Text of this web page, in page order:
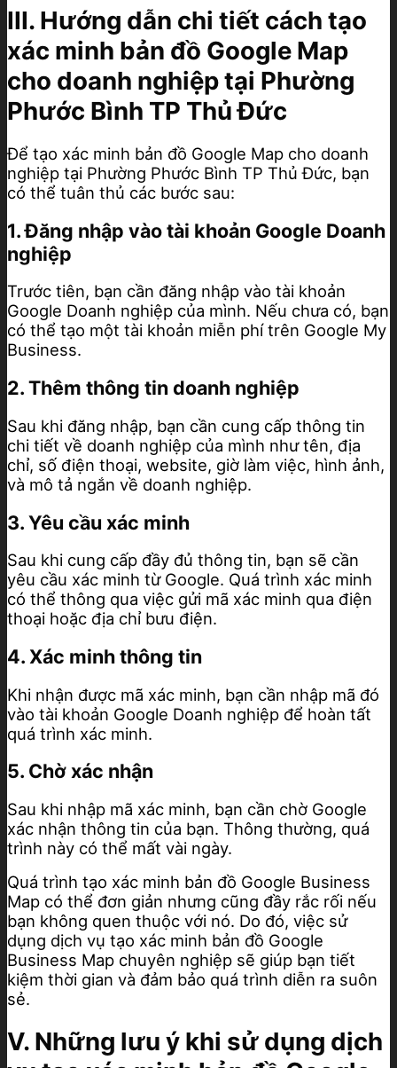
III. Hướng dẫn chi tiết cách tạo
xác minh bản đồ Google Map
cho doanh nghiệp tại Phường
Phước Bình TP Thủ Đức
Để tạo xác minh bản đồ Google Map cho doanh
nghiệp tại Phường Phước Bình TP Thủ Đức, bạn
có thể tuân thủ các bước sau:
1. Đăng nhập vào tài khoản Google Doanh
nghiệp
Trước tiên, bạn cần đăng nhập vào tài khoản
Google Doanh nghiệp của mình. Nếu chưa có, bạn
có thể tạo một tài khoản miễn phí trên Google My
Business.
2. Thêm thông tin doanh nghiệp
Sau khi đăng nhập, bạn cần cung cấp thông tin
chi tiết về doanh nghiệp của mình như tên, địa
chỉ, số điện thoại, website, giờ làm việc, hình ảnh,
và mô tả ngắn về doanh nghiệp.
3. Yêu cầu xác minh
Sau khi cung cấp đầy đủ thông tin, bạn sẽ cần
yêu cầu xác minh từ Google. Quá trình xác minh
có thể thông qua việc gửi mã xác minh qua điện
thoại hoặc địa chỉ bưu điện.
4. Xác minh thông tin
Khi nhận được mã xác minh, bạn cần nhập mã đó
vào tài khoản Google Doanh nghiệp để hoàn tất
quá trình xác minh.
5. Chờ xác nhận
Sau khi nhập mã xác minh, bạn cần chờ Google
xác nhận thông tin của bạn. Thông thường, quá
trình này có thể mất vài ngày.
Quá trình tạo xác minh bản đồ Google Business
Map có thể đơn giản nhưng cũng đầy rắc rối nếu
bạn không quen thuộc với nó. Do đó, việc sử
dụng dịch vụ tạo xác minh bản đồ Google
Business Map chuyên nghiệp sẽ giúp bạn tiết
kiệm thời gian và đảm bảo quá trình diễn ra suôn
sẻ.
V. Những lưu ý khi sử dụng dịch